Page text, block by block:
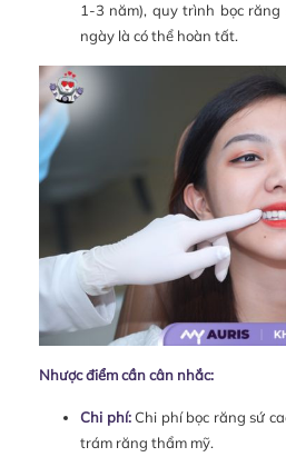
1-3 năm), quy trình bọc
ngày là có thể hoàn tất.
Nhược điểm cần cân nhắc:
Chi phí:Chi phí bọc răng sứ
trám răng thẩm mỹ.